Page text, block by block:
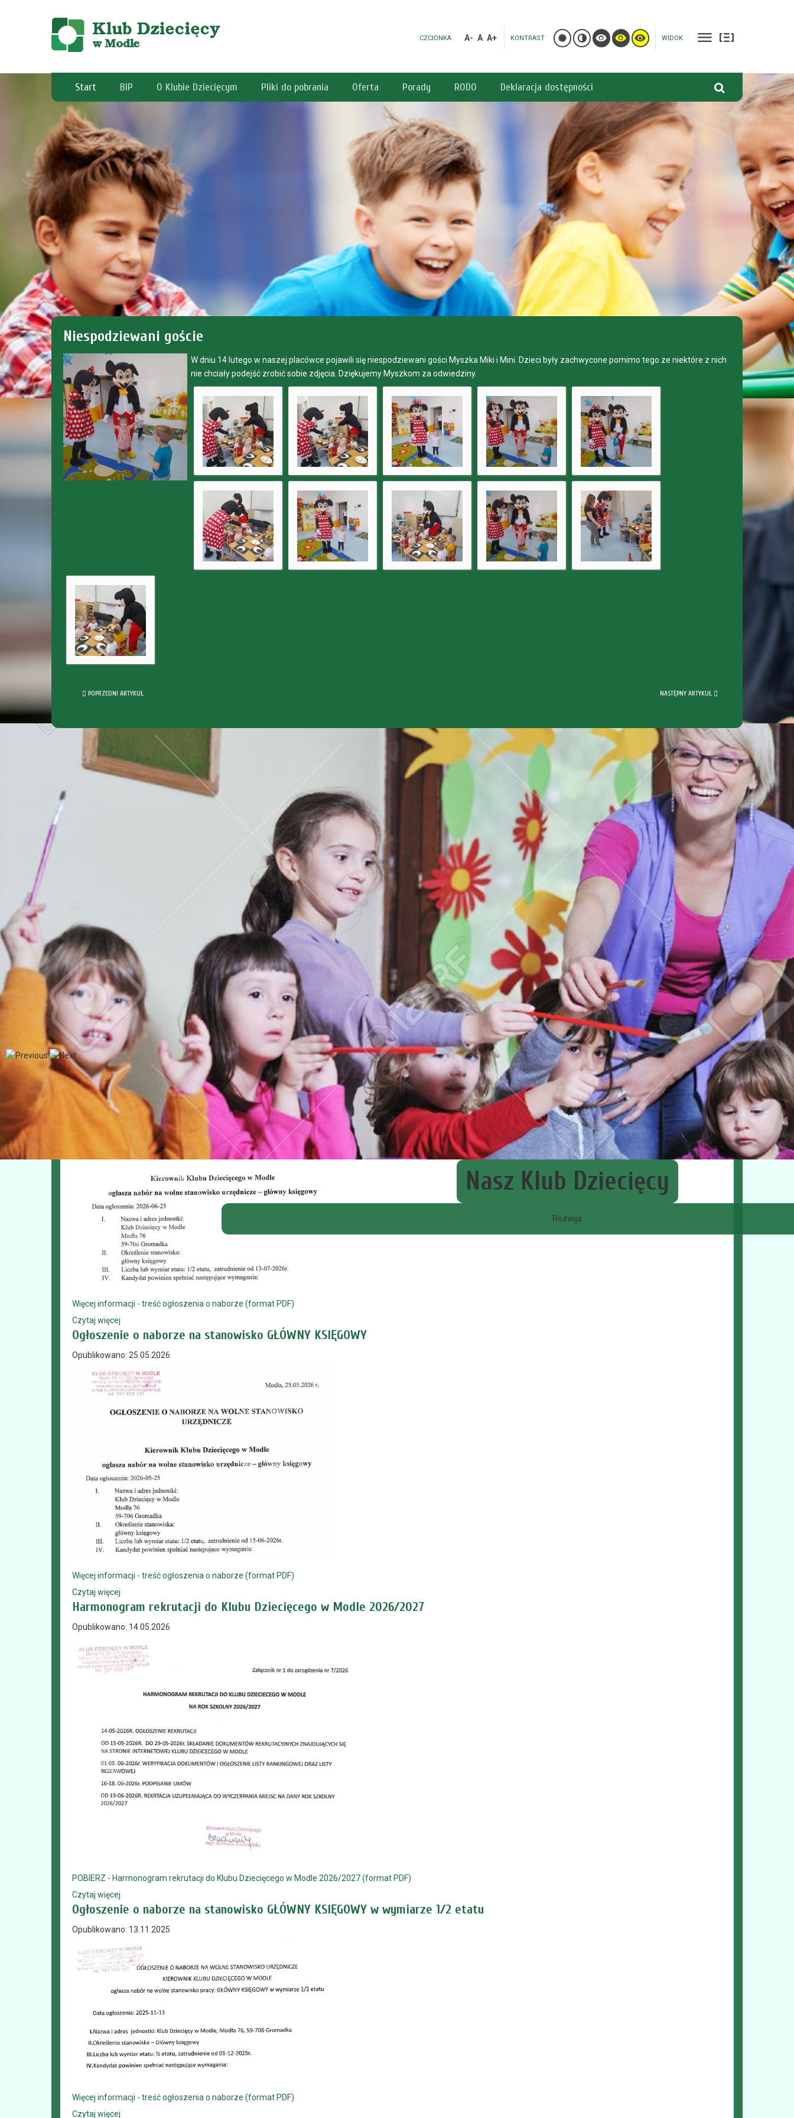
CZCIONKA A- A A+ KONTRAST WIDOK
Start BIP O Klubie Dziecięcym Pliki do pobrania Oferta Porady RODO Deklaracja dostępności
Nasz Klub Dziecięcy
Bawi
Nasz Klub Dziecięcy
Uczy
Nasz Klub Dziecięcy
Rozwija
Niespodziewani goście
W dniu 14 lutego w naszej placówce pojawili się niespodziewani gości Myszka Miki i Mini. Dzieci były zachwycone pomimo tego ze niektóre z nich
nie chciały podejść zrobić sobie zdjęcia. Dziękujemy Myszkom za odwiedziny.
POPRZEDNI ARTYKUŁ NASTĘPNY ARTYKUŁ
PoprzedniNastępny
Ogłoszenie o naborze na stanowisko GŁÓWNY KSIĘGOWY
Więcej informacji - treść ogłoszenia o naborze (format PDF).
Czytaj więcej
Poprzedni Następny Ogłoszenie o naborze na stanowisko GŁÓWNY KSIĘGOWY
Opublikowano: 25.06.2026
Więcej informacji - treść ogłoszenia o naborze (format PDF)
Czytaj więcej
Ogłoszenie o naborze na stanowisko GŁÓWNY KSIĘGOWY
Opublikowano: 25.05.2026
Więcej informacji - treść ogłoszenia o naborze (format PDF)
Czytaj więcej
Harmonogram rekrutacji do Klubu Dziecięcego w Modle 2026/2027
Opublikowano: 14.05.2026
POBIERZ - Harmonogram rekrutacji do Klubu Dziecięcego w Modle 2026/2027 (format PDF)
Czytaj więcej
Ogłoszenie o naborze na stanowisko GŁÓWNY KSIĘGOWY w wymiarze 1/2 etatu
Opublikowano: 13.11.2025
Więcej informacji - treść ogłoszenia o naborze (format PDF)
Czytaj więcej